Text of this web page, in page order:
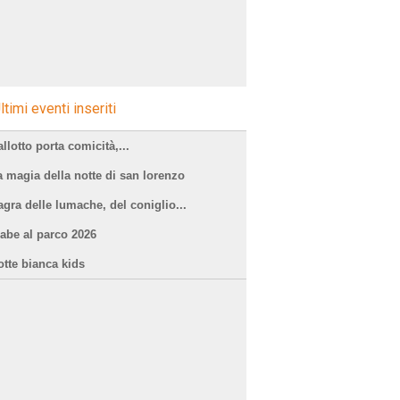
eventi inseriti
porta comicità,...
magia della notte di san lorenzo
delle lumache, del coniglio...
al parco 2026
bianca kids